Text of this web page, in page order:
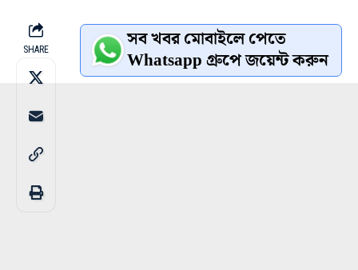
SHARE সব খবর মোবাইলে পেতে
Whatsapp গ্রুপে জয়েন্ট করুন